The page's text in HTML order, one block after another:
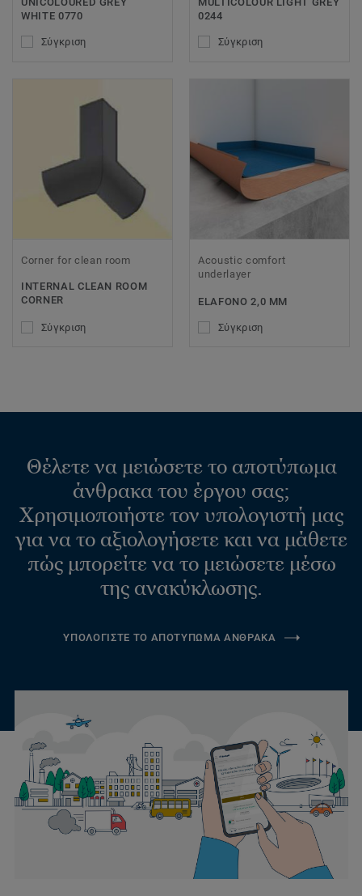
WHITE 0770
Σύγκριση
0244
Σύγκριση
Corner for clean room
INTERNAL CLEAN ROOM
CORNER
Σύγκριση
Acoustic comfort
underlayer
ELAFONO 2,0 MM
Σύγκριση
Θέλετε να μειώσετε το αποτύπωμα
άνθρακα του έργου σας;
Χρησιμοποιήστε τον υπολογιστή μας
για να το αξιολογήσετε και να μάθετε
πώς μπορείτε να το μειώσετε μέσω
της ανακύκλωσης.
ΥΠΟΛΟΓΙΣΤΕ ΤΟ ΑΠΟΤΥΠΩΜΑ ΑΝΘΡΑΚΑ